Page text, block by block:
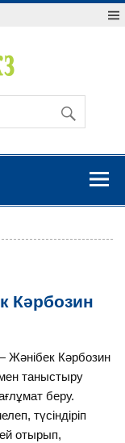
Кәрбозин
Кәрбозин
таныстыру
беру.
түсіндіріп
отырып,